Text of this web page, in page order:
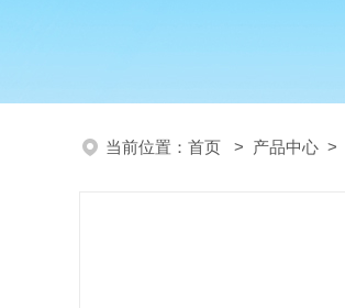
当前位置： 首页 > 产品中心 >